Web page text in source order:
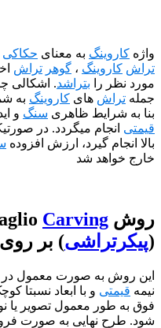
به معنایحکاکییاکنده
،گوهر تراشاختیار دارد
بتراشد. اشکالی چون گل،
های کاروینگبه شمار می
ظاهریسنگو ایده
میگردد. در صورتیکه فرایند
گیرد، ارزش افزوده سنگنیمه
شد
یا
) بر رویگوهر
صورت معمول در غرب رواج
و با ابعاد نسبتا کوچک
معمول تصویر یا نوشته در
به صورت فرو رفته